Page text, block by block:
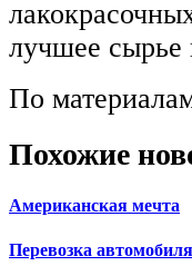
лучшее сырье
По
Похожие
Американская мечта
Перевозка